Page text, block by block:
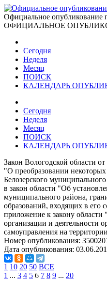
Официальное опубликование
ОФИЦИАЛЬНОЕ
Сегодня
Неделя
Месяц
ПОИСК
КАЛЕНДАРЬ
Сегодня
Неделя
Месяц
ПОИСК
КАЛЕНДАРЬ
Закон Вологодской области
"О преобразовании
Белозерского
в закон области "Об
муниципального района,
образований, входящих в его
приложение к закону
организации и деятельности
самоуправления на
Номер опубликования:
Дата опубликования:
1 10 20 50 ВСЕ
1 ... 3 4 5 6 7 8 9 ... 20